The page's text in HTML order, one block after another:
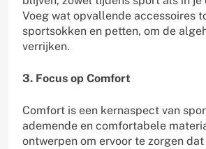
Voeg wat opvallende accessoires
sportsokken en petten, om de
verrijken.
3. Focus op Comfort
Comfort is een kernaspect van
ademende en comfortabele
ontwerpen om ervoor te zorgen